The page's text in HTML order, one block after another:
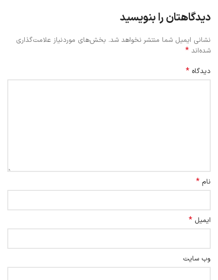
دیدگاهتان را بنویسید
نشانی ایمیل شما منتشر نخواهد شد. بخش‌های موردنیاز علامت‌گذاری
شده‌اند *
دیدگاه *
نام *
ایمیل *
وب‌ سایت